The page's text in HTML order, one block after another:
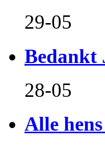
29-05
Bedankt
28-05
Alle